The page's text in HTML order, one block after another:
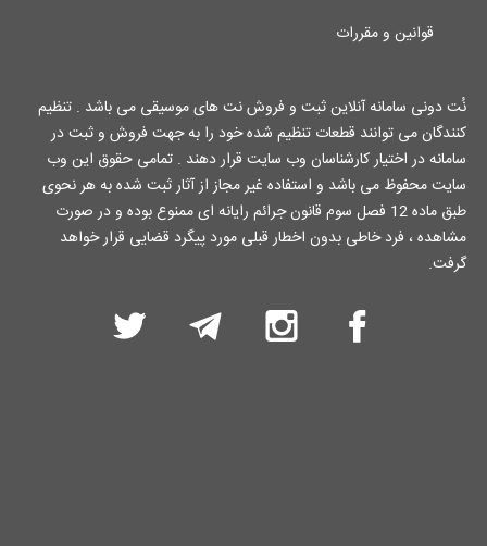
قوانین و مقررات
نُت دونی سامانه آنلاین ثبت و فروش نت های موسیقی می باشد . تنظیم
کنندگان می توانند قطعات تنظیم شده خود را به جهت فروش و ثبت در
سامانه در اختیار کارشناسان وب سایت قرار دهند . تمامی حقوق این وب
سایت محفوظ می باشد و استفاده غیر مجاز از آثار ثبت شده به هر نحوی
طبق ماده 12 فصل سوم قانون جرائم رایانه ای ممنوع بوده و در صورت
مشاهده ، فرد خاطی بدون اخطار قبلی مورد پیگرد قضایی قرار خواهد
گرفت.